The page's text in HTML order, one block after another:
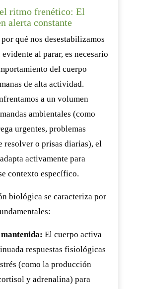
ritmo frenético: El
alerta constante
qué nos desestabilizamos
evidente al parar, es necesario
del cuerpo
de alta actividad.
a un volumen
ambientales (como
urgentes, problemas
resolver o prisas diarias), el
activamente para
contexto específico.
biológica se caracteriza por
El cuerpo activa
respuestas fisiológicas
(como la producción
y adrenalina) para